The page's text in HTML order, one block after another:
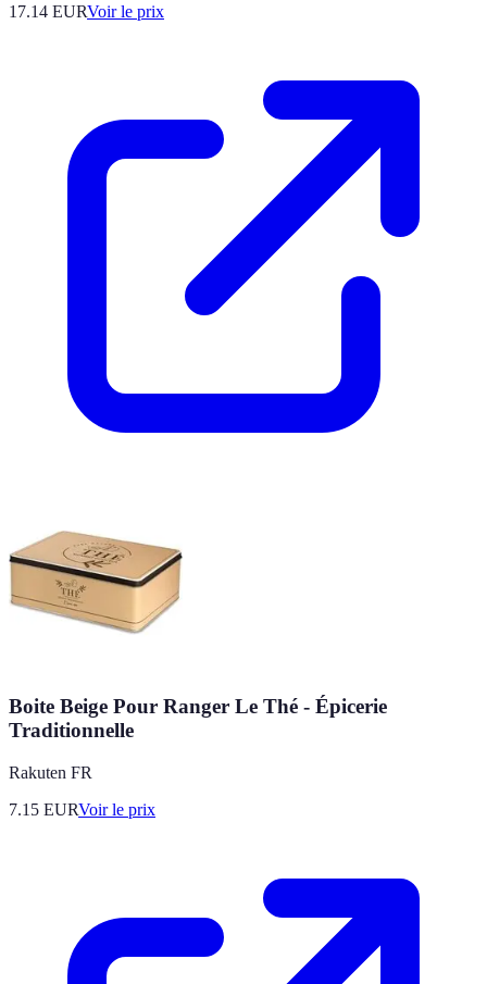
17.14 EURVoir le prix
Boite Beige Pour Ranger Le Thé - Épicerie
Traditionnelle
Rakuten FR
7.15 EURVoir le prix